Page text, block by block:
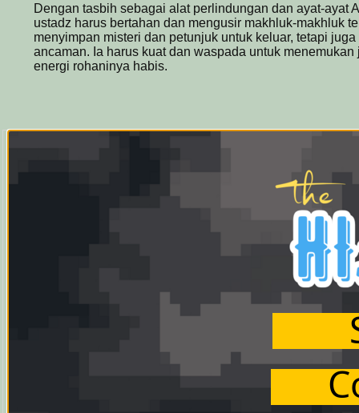
Dengan tasbih sebagai alat perlindungan dan ayat-ayat
ustadz harus bertahan dan mengusir makhluk-makhluk
menyimpan misteri dan petunjuk untuk keluar, tetapi
ancaman. Ia harus kuat dan waspada untuk
energi rohaninya habis.